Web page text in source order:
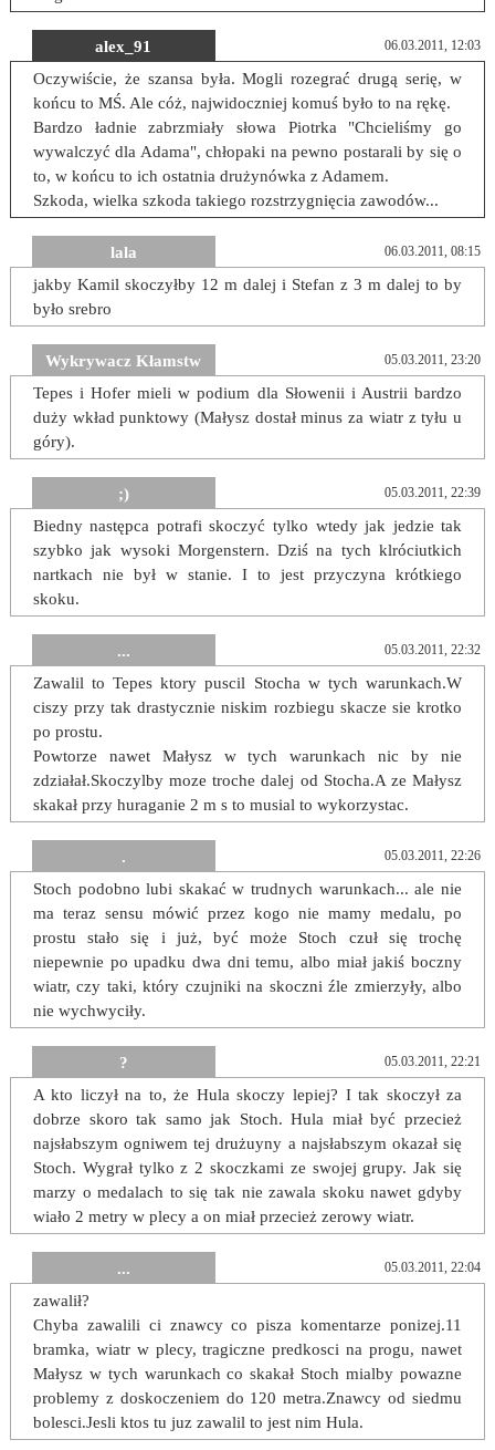
alex_91 06.03.2011, 12:03
Oczywiście, że szansa była. Mogli rozegrać drugą serię, w
końcu to MŚ. Ale cóż, najwidoczniej komuś było to na rękę.
Bardzo ładnie zabrzmiały słowa Piotrka "Chcieliśmy go
wywalczyć dla Adama", chłopaki na pewno postarali by się o
to, w końcu to ich ostatnia drużynówka z Adamem.
Szkoda, wielka szkoda takiego rozstrzygnięcia zawodów...
lala 06.03.2011, 08:15
jakby Kamil skoczyłby 12 m dalej i Stefan z 3 m dalej to by
było srebro
Wykrywacz Kłamstw 05.03.2011, 23:20
Tepes i Hofer mieli w podium dla Słowenii i Austrii bardzo
duży wkład punktowy (Małysz dostał minus za wiatr z tyłu u
góry).
;) 05.03.2011, 22:39
Biedny następca potrafi skoczyć tylko wtedy jak jedzie tak
szybko jak wysoki Morgenstern. Dziś na tych klróciutkich
nartkach nie był w stanie. I to jest przyczyna krótkiego
skoku.
... 05.03.2011, 22:32
Zawalil to Tepes ktory puscil Stocha w tych warunkach.W
ciszy przy tak drastycznie niskim rozbiegu skacze sie krotko
po prostu.
Powtorze nawet Małysz w tych warunkach nic by nie
zdziałał.Skoczylby moze troche dalej od Stocha.A ze Małysz
skakał przy huraganie 2 m s to musial to wykorzystac.
. 05.03.2011, 22:26
Stoch podobno lubi skakać w trudnych warunkach... ale nie
ma teraz sensu mówić przez kogo nie mamy medalu, po
prostu stało się i już, być może Stoch czuł się trochę
niepewnie po upadku dwa dni temu, albo miał jakiś boczny
wiatr, czy taki, który czujniki na skoczni źle zmierzyły, albo
nie wychwyciły.
? 05.03.2011, 22:21
A kto liczył na to, że Hula skoczy lepiej? I tak skoczył za
dobrze skoro tak samo jak Stoch. Hula miał być przecież
najsłabszym ogniwem tej drużuyny a najsłabszym okazał się
Stoch. Wygrał tylko z 2 skoczkami ze swojej grupy. Jak się
marzy o medalach to się tak nie zawala skoku nawet gdyby
wiało 2 metry w plecy a on miał przecież zerowy wiatr.
... 05.03.2011, 22:04
zawalił?
Chyba zawalili ci znawcy co pisza komentarze ponizej.11
bramka, wiatr w plecy, tragiczne predkosci na progu, nawet
Małysz w tych warunkach co skakał Stoch mialby powazne
problemy z doskoczeniem do 120 metra.Znawcy od siedmu
bolesci.Jesli ktos tu juz zawalil to jest nim Hula.